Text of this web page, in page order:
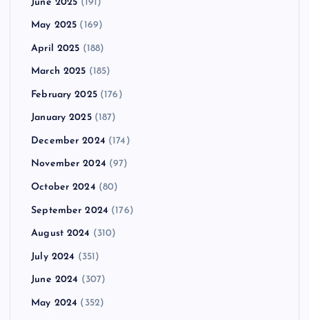
June 2025 (191)
May 2025 (169)
April 2025 (188)
March 2025 (185)
February 2025(176)
January 2025(187)
December 2024 (174)
November 2024 (97)
October 2024 (80)
September 2024 (176)
August 2024 (310)
July 2024 (351)
June 2024 (307)
May 2024 (352)